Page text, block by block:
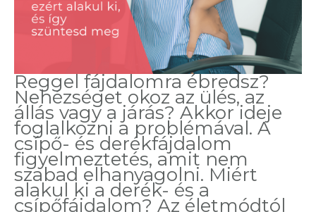
Reggel fájdalomra ébredsz?
Nehézséget okoz az ülés, az
állás vagy a járás? Akkor ideje
foglalkozni a problémával. A
csípő- és derékfájdalom
figyelmeztetés, amit nem
szabad elhanyagolni. Miért
alakul ki a derék- és a
csípőfájdalom? Az életmódtól